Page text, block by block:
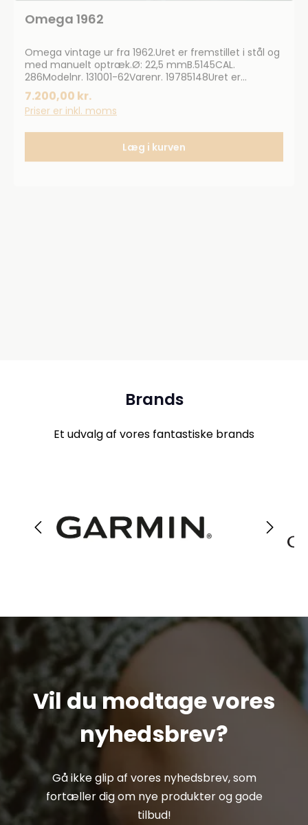
Omega 1962
Omega vintage ur fra 1962.Uret er fremstillet i stål og
med manuelt optræk.Ø: 22,5 mmB.5145CAL.
286Modelnr. 131001-62Varenr. 19785148Uret er
serviceret og der ydes 2 års garanti.Rabatkoder kan
ikke bruges på vintage produkter.
7.200,00 kr.
Priser er inkl. moms
Læg i kurven
Brands
Et udvalg af vores fantastiske brands
Vil du modtage vores
nyhedsbrev?
Gå ikke glip af vores nyhedsbrev, som
fortæller dig om nye produkter og gode
tilbud!